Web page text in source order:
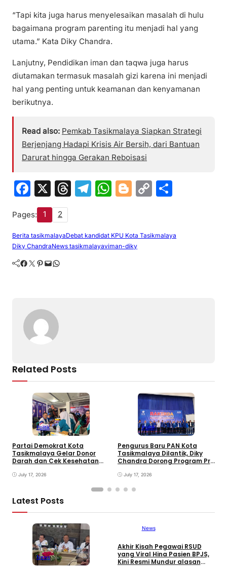
“Tapi kita juga harus menyelesaikan masalah di hulu
bagaimana program parenting itu menjadi hal yang
utama.” Kata Diky Chandra.
Lanjutny, Pendidikan iman dan taqwa juga harus
diutamakan termasuk masalah gizi karena ini menjadi
hal yang penting untuk keamanan dan kenyamanan
berikutnya.
Read also: Pemkab Tasikmalaya Siapkan Strategi
Berjenjang Hadapi Krisis Air Bersih, dari Bantuan
Darurat hingga Gerakan Reboisasi
F
a
c
e
b
o
X
T
a
d
T
gr
a
W
s
A
Bl
g
er
C
y e
Pages: 1 2
Berita tasikmalayaDebat kandidat KPU Kota Tasikmalaya
Diky ChandraNews tasikmalayaviman-diky
Facebook Twitter Pinterest Mail WhatsApp
Related Posts
Politik
Partai Demokrat Kota
Tasikmalaya Gelar Donor
Darah dan Cek Kesehatan
ke-25 Partai
July 17, 2026
Politik
Pengurus Baru PAN Kota
Tasikmalaya Dilantik, Diky
Chandra Dorong Program Pro
July 17, 2026
Latest Posts
News
News
Akhir Kisah Pegawai RSUD
yang Viral Hina Pasien BPJS,
Kini Resmi Mundur alasan